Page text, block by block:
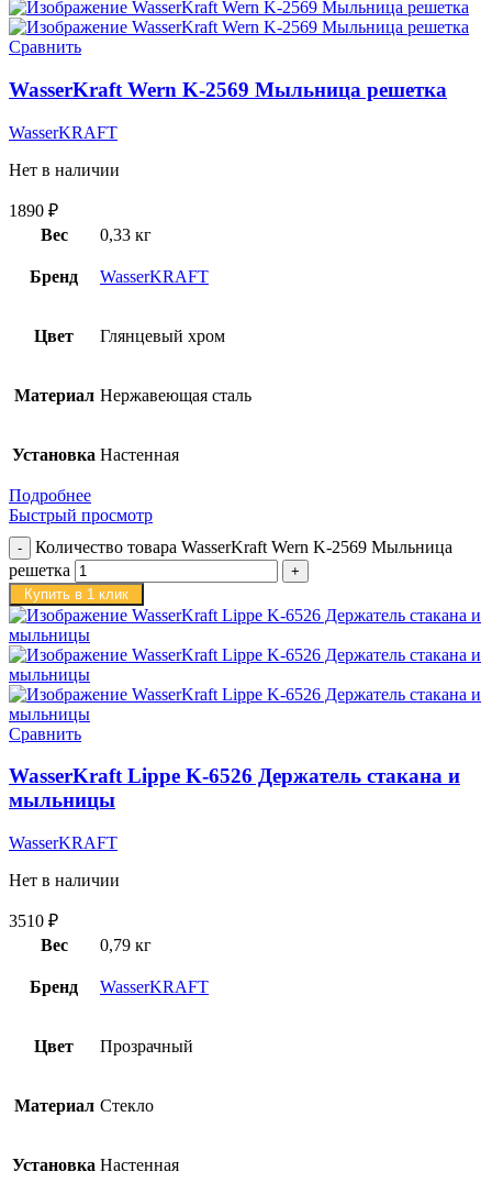
Сравнить
WasserKraft Wern K-2569 Мыльница решетка
WasserKRAFT
Нет в наличии
1890 ₽
Вес
0,33 кг
Бренд WasserKRAFT
Цвет Глянцевый хром
Материал Нержавеющая сталь
Установка Настенная
Подробнее
Быстрый просмотр
Количество товара WasserKraft Wern K-2569 Мыльница
решетка
Купить в 1 клик
Сравнить
WasserKraft Lippe K-6526 Держатель стакана и
мыльницы
WasserKRAFT
Нет в наличии
3510 ₽
Вес
0,79 кг
Бренд WasserKRAFT
Цвет Прозрачный
Материал Стекло
Установка Настенная